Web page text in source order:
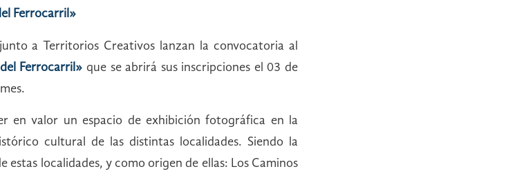
Ferrocarril»
a Territorios Creativos lanzan la convocatoria al
Ferrocarril» que se abrirá sus inscripciones el 03 de
en valor un espacio de exhibición fotográfica en la
cultural de las distintas localidades. Siendo la
estas localidades, y como origen de ellas: Los Caminos